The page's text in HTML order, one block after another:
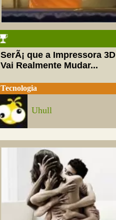
SerÃ¡ que a Impressora 3D
Vai Realmente Mudar...
Tecnologia
Uhull